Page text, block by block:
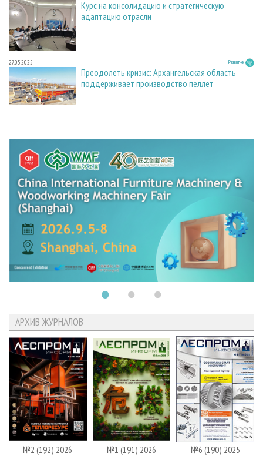
Курс на консолидацию и стратегическую
адаптацию отрасли
27.05.2025 Развитие
Преодолеть кризис: Архангельская область
поддерживает производство пеллет
АРХИВ ЖУРНАЛОВ
№2 (192) 2026 №1 (191) 2026 №6 (190) 2025